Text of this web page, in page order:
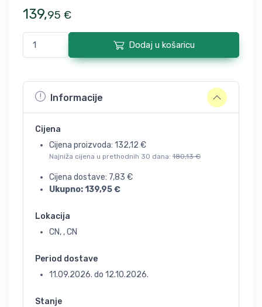
139,95 €
Dodaj u košaricu
Informacije
Cijena
Cijena proizvoda: 132,12 €
Najniža cijena u prethodnih 30 dana: 180,13 €
Cijena dostave: 7,83 €
Ukupno:139,95€
Lokacija
CN, , CN
Period dostave
11.09.2026. do 12.10.2026.
Stanje